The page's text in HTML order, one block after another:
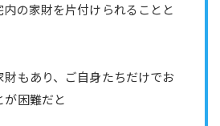
の家財を片付けられることと
もあり、ご自身たちだけでお
困難だと